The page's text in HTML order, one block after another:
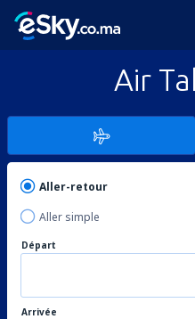
Air
Aller-retour
Aller simple
Départ
Arrivée